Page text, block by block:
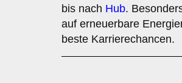
bis nach Hub.
auf erneuerbare
beste Karrierechancen.